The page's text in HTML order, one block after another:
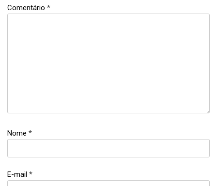
finanças
,
Comentário *
Nome *
E-mail *